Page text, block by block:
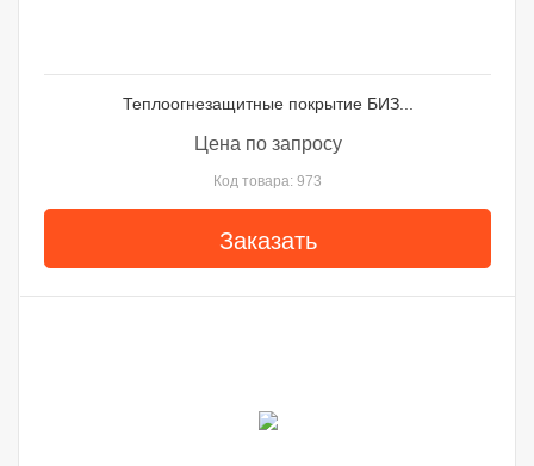
Теплоогнезащитные покрытие БИЗ...
Цена по запросу
Код товара: 973
Заказать